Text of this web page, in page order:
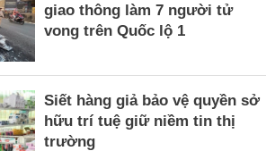
giao thông làm 7 người tử
vong trên Quốc lộ 1
Siết hàng giả bảo vệ quyền sở
hữu trí tuệ giữ niềm tin thị
trường